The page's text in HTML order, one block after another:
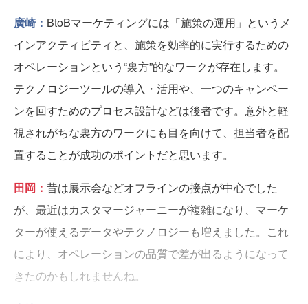
廣崎： BtoBマーケティングには「施策の運用」というメ
インアクティビティと、施策を効率的に実行するための
オペレーションという“裏方”的なワークが存在します。
テクノロジーツールの導入・活用や、一つのキャンペー
ンを回すためのプロセス設計などは後者です。意外と軽
視されがちな裏方のワークにも目を向けて、担当者を配
置することが成功のポイントだと思います。
田岡： 昔は展示会などオフラインの接点が中心でした
が、最近はカスタマージャーニーが複雑になり、マーケ
ターが使えるデータやテクノロジーも増えました。これ
により、オペレーションの品質で差が出るようになって
きたのかもしれませんね。